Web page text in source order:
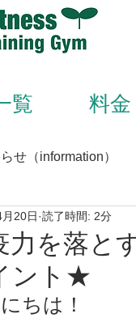
覧 料金
せ（information）
ニマルフロー）
力を落と
ント★
20日 読了時間: 2分
ちは！